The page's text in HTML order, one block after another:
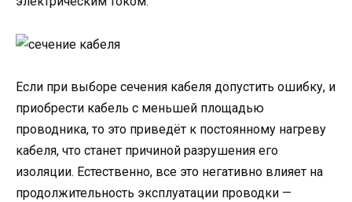
Если при выборе сечения кабеля допустить ошибку, и
приобрести кабель с меньшей площадью
проводника, то это приведёт к постоянному нагреву
кабеля, что станет причиной разрушения его
изоляции. Естественно, все это негативно влияет на
продолжительность эксплуатации проводки —